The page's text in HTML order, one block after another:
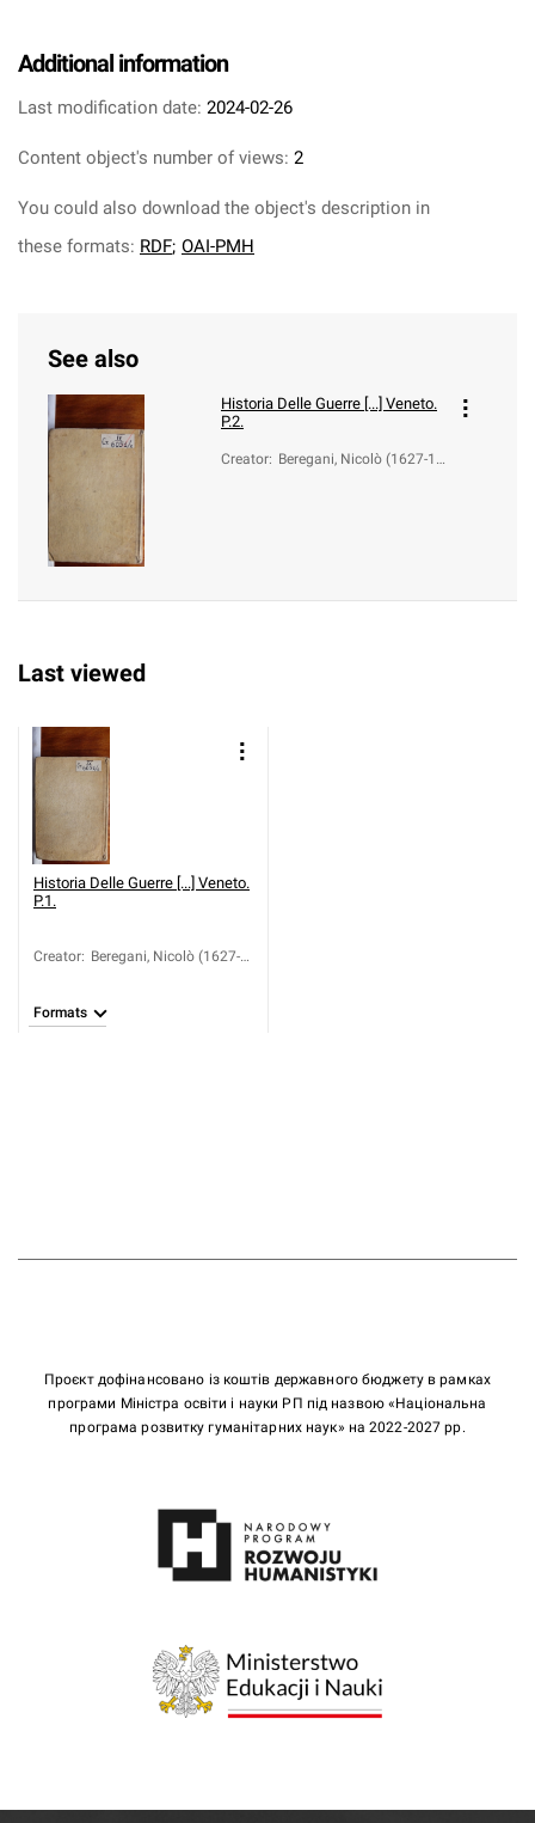
Additional information
Last modification date: 2024-02-26
Content object's number of views: 2
You could also download the object's description in
these formats: RDF; OAI-PMH
See also
Historia Delle Guerre [...] Veneto.
P.2.
Creator: Beregani, Nicolò (1627-17
Last viewed
Historia Delle Guerre [...] Veneto.
P.1.
Creator: Beregani, Nicolò (1627-
Formats
Проєкт дофінансовано із коштів державного бюджету в рамках
програми Міністра освіти і науки РП під назвою «Національна
програма розвитку гуманітарних наук» на 2022-2027 рр.